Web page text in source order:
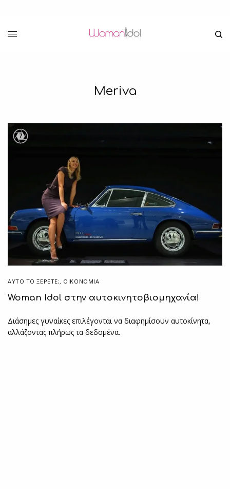
Meriva
7
ΑΥΤΌ ΤΟ ΞΈΡΕΤΕ;, ΟΙΚΟΝΟΜΙΑ
Woman Idol στην αυτοκινητοβιομηχανία!
Διάσημες γυναίκες επιλέγονται να διαφημίσουν αυτοκίνητα,
αλλάζοντας πλήρως τα δεδομένα.